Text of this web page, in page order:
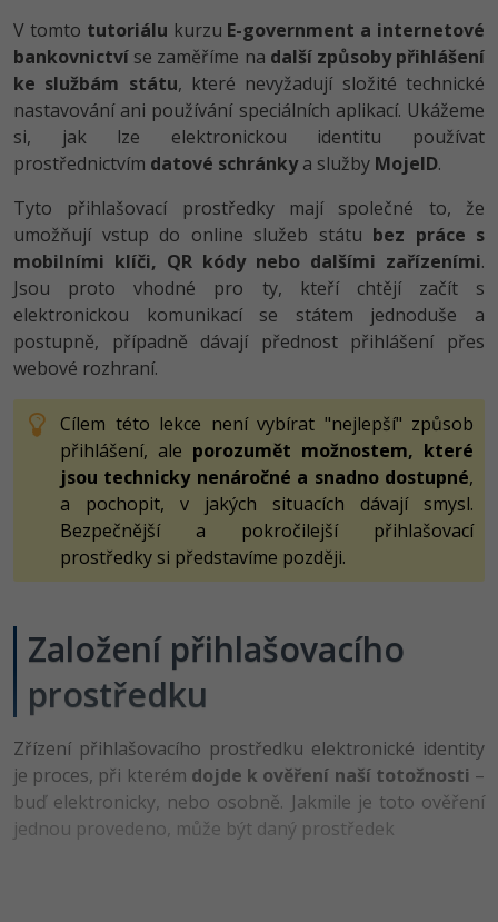
Umělá inteligence
HTML5, CSS3, Bootstrap, SEO
SQL a databáze
Testování a verzování
UML a návrhové vzory
React
Spring
ASP.NET MVC
Django
Best practices
Java
PHP
JavaScript
Python
HTML / CSS
UML a návrhové vzory
MySQL/MariaDB
MS-SQL
SQLite
Front-end developer
Vývojář mobilních aplikací
Specialista na AI a bigdata
Webdesigner
Tester
Systémový administrátor
Grafik / UX/UI návrhář
3D grafik
Projektový manažer
Databázový analytik
WordPress specialista
SEO specialista
C#.NET -80%
Python -80%
JavaScript -80%
C++ -80%
Swift -80%
Kotlin -80%
C -80%
VB.NET
SQL
Návrh SW -80%
Umělá inteligence (AI) -10%
Více
Fórum
Datová analýza
Digitální gramotnost
Marketing -30%
WordPress
SEO -30%
UX
Business
Kryptoměny -25%
Copywriting -30%
MS Office -80%
Google Dokumenty
Windows
Sítě
Kybernetická bezpečnost
V tomto tutoriálu kurzu E-government a internetové
bankovnictví se zaměříme na další způsoby přihlášení
ke službám státu, které nevyžadují složité technické
nastavování ani používání speciálních aplikací. Ukážeme
si, jak lze elektronickou identitu používat
prostřednictvím datové schránkya služby MojeID.
Tyto přihlašovací prostředky mají společné to, že
umožňují vstup do online služeb státu bez práce s
mobilními klíči, QR kódy nebo dalšími zařízeními.
Jsou proto vhodné pro ty, kteří chtějí začít s
elektronickou komunikací se státem jednoduše a
postupně, případně dávají přednost přihlášení přes
webové rozhraní.
Cílem této lekce není vybírat "nejlepší" způsob
přihlášení, ale porozumět možnostem, které
jsou technicky nenáročné a snadno dostupné,
a pochopit, v jakých situacích dávají smysl.
Bezpečnější a pokročilejší přihlašovací
prostředky si představíme později.
Založení přihlašovacího
prostředku
Zřízení přihlašovacího prostředku elektronické identity
je proces, při kterém dojde k ověření naší totožnosti –
buď elektronicky, nebo osobně. Jakmile je toto ověření
jednou provedeno, může být daný prostředek